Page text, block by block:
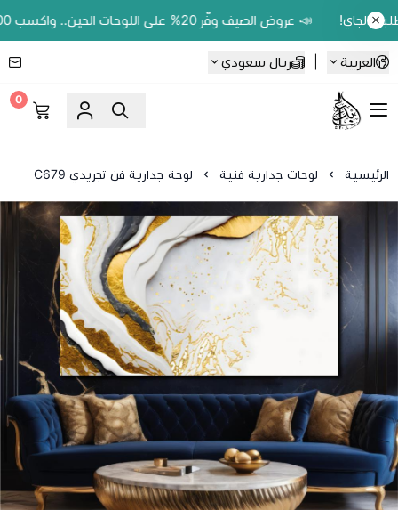
📣 عروض الصيف وفّر 20% على اللوحات الحين.. واكسب 200 ريال رصيد بمحفظتك لطلبك الجاي!
العربية ريال سعودي
Ebbdaa art
0
الرئيسية لوحات جدارية فنية لوحة جدارية فن تجريدي C679